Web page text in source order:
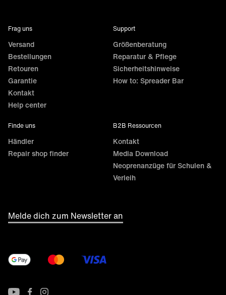
Frag uns
Versand
Bestellungen
Retouren
Garantie
Kontakt
Help center
Support
Größenberatung
Reparatur & Pflege
Sicherheitshinweise
How to: Spreader Bar
Finde uns
Händler
Repair shop finder
B2B Ressourcen
Kontakt
Media Download
Neoprenanzüge für Schulen &
Verleih
Melde dich zum Newsletter an